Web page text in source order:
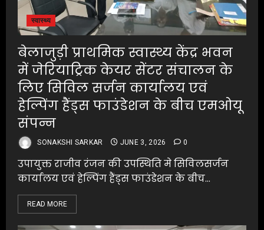
स्वास्थ्य
बेलाजुड़ी प्राथमिक स्वास्थ्य केंद्र भवन
में जेरियाट्रिक केयर सेंटर संचालन के
लिए सिविल सर्जन कार्यालय एवं
हेल्पिंग हैंड्स फाउंडेशन के बीच एमओयू
संपन्न
SONAKSHI SARKAR JUNE 3, 2026 0
उपायुक्त राजीव रंजन की उपस्थिति मे सिविलसर्जन
कार्यालय एवं हेल्पिंग हैंड्स फाउंडेशन के बीच...
READ MORE